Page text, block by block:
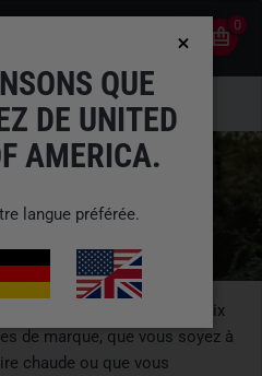
0
vous proposons un choix
de marque, que vous soyez à
chaude ou que vous
QUE
DE UNITED
AMERICA.
langue préférée.